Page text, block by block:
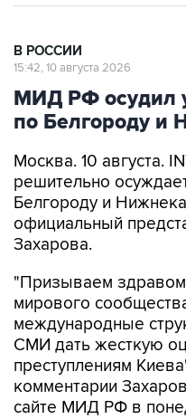
В РОССИИ
15:42, 10 августа 2026
МИД РФ осудил
по Белгороду и
Москва. 10 августа.
решительно
Белгороду и
официальный
Захарова.
"Призываем
мирового
международные
СМИ дать жесткую
преступлениям
комментарии
сайте МИД РФ в